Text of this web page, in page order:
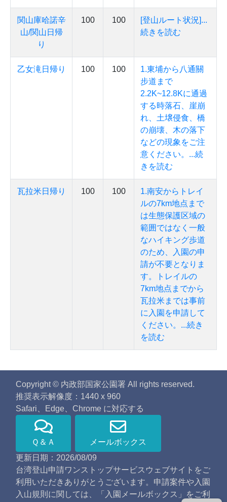
関山庫哈諾辛
山/関山日帰
り
100 100
[登山ルート状況]...
続きを読む
乙女滝日帰り 100 100
1.東埔から八通關
步道まで
2.2K~12.8Kに通過
する時落石、崖崩
れ、土壌侵食、橋
の崩壊、木の落下
などの現象をご注
意ください。...続
きを読む
瓦拉米日帰り 100 100
1.南安からトレイ
ルの7km地点まで
は生態保護区域の
範囲ではなく一般
なハイキング歩道
のため、入園の申
請が不要となりま
す。トレイルの
7km地点までから
瓦拉米までは事前
に入園を申請して
ください。...続き
を読む
Copyright © 内政部国家公園署 All rights reserved.
推奨表示解像度：1440 x 960
Safari、Edge、Chrome に対応する
Ｑ＆Ａ
メールボックス
更新日期：2026/08/09
台湾登山申請ワンストップサービスウェブサイトをご
利用いただきありがとうございます。申請案件や入園
入山規則に関しては、「入園メールボックス」をご利